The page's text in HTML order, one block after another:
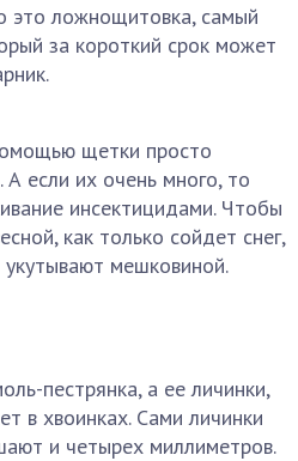
это ложнощитовка, самый
за короткий срок может
щетки просто
если их очень много, то
инсектицидами. Чтобы
как только сойдет снег,
укутывают мешковиной.
пестрянка, а ее личинки,
в хвоинках. Сами личинки
и четырех миллиметров.